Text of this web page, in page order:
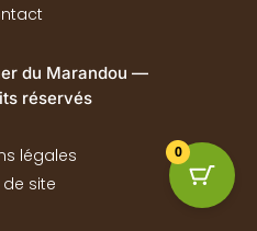
du Marandou —
réservés
légales
de site
0